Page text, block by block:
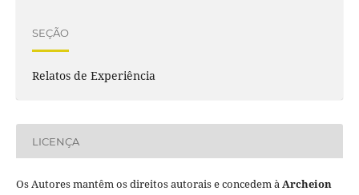
SEÇÃO
Relatos de Experiência
LICENÇA
Os Autores mantêm os direitos autorais e concedem àArcheion